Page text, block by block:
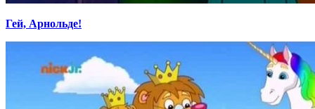
Гей, Арнольде!